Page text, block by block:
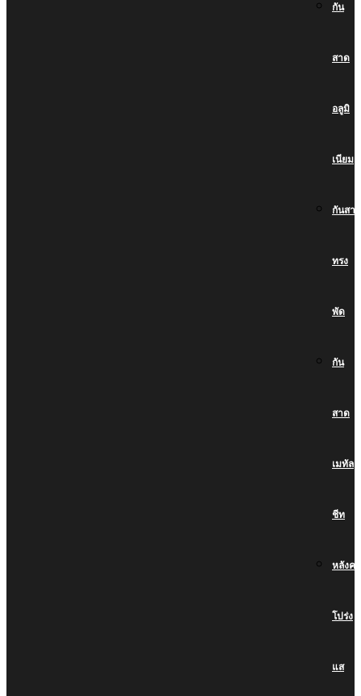
กัน
สาด
อลูมิ
เนียม
กันสาด
ทรง
พัด
กัน
สาด
เมทัล
ชีท
หลังคา
โปร่ง
แส